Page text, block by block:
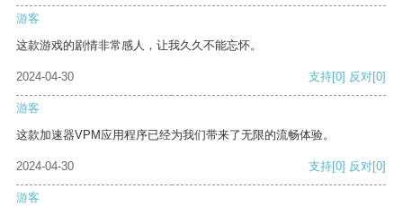
游客
这款游戏的剧情非常感人，让我久久不能忘怀。
2024-04-30 支持[0] 反对[0]
游客
这款加速器VPM应用程序已经为我们带来了无限的流畅体验。
2024-04-30 支持[0] 反对[0]
游客